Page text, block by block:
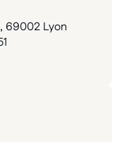
69002 Lyon